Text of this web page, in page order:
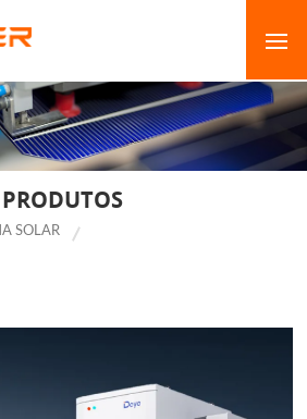
PRODUTOS
SOLAR